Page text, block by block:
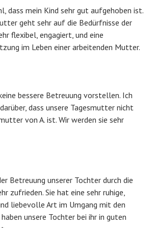
dass mein Kind sehr gut aufgehoben ist.
geht sehr auf die Bedürfnisse der
flexibel, engagiert, und eine
im Leben einer arbeitenden Mutter.
bessere Betreuung vorstellen. Ich
dass unsere Tagesmutter nicht
von A. ist. Wir werden sie sehr
Betreuung unserer Tochter durch die
zufrieden. Sie hat eine sehr ruhige,
liebevolle Art im Umgang mit den
unsere Tochter bei ihr in guten